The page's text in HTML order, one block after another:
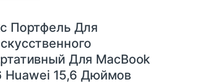
Портфель Для
Для MacBook
Huawei 15,6 Дюймов